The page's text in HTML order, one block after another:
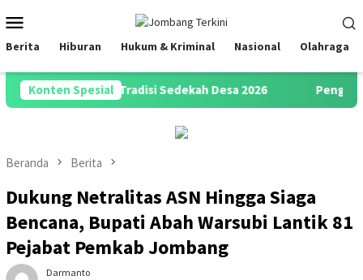
ke
kontenMobile
Berita Hiburan Hukum & Kriminal Nasional Olahraga
Konten Spesial
Gelar Tradisi Sedekah Desa 2026 Pengambilan
Beranda Berita
Dukung Netralitas ASN Hingga Siaga
Bencana, Bupati Abah Warsubi Lantik 81
Pejabat Pemkab Jombang
Darmanto